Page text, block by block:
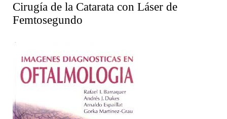
Cirugía de la Catarata con Láser de
Femtosegundo